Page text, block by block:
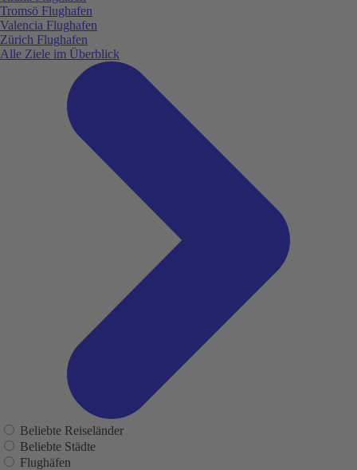
Tromsö Flughafen
Valencia Flughafen
Zürich Flughafen
Alle Ziele im Überblick
Beliebte Reiseländer
Beliebte Städte
Flughäfen